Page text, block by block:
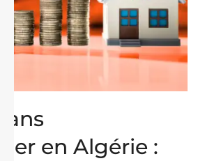
en Algérie :